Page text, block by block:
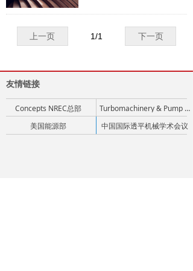
设计参数选择对气动性能的影
响，提高叶轮效率、喘振裕度和
扩压器性能的技术方法，这些研
究带来了一系列破纪录的高气动
轮机、工业压缩机以及汽轮机设
onceptsNREC先后参与了超过3
0个燃气轮机设计项目。主要包
括小型高压比，高马赫数用于航
空发动机的轴流压气机的设计；
上一页 下一页
1/1
Concepts NREC总部 Turbomachinery & Pump Symposia
友情链接
美国能源部 中国国际透平机械学术会议